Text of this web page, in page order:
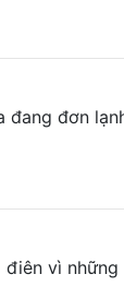
đang đơn
điên vì những